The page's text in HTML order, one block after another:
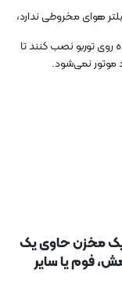
هوای مخروطی ندارد،
توربو نصب کنند تا
موتور نمی‌شود.
مخزن حاوی یک
فوم یا سایر